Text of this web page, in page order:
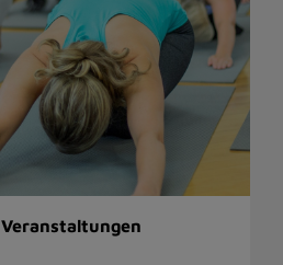
Veranstaltungen